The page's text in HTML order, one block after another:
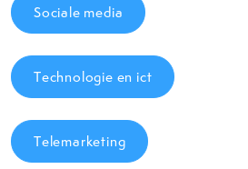
Sociale media
Technologie en ict
Telemarketing